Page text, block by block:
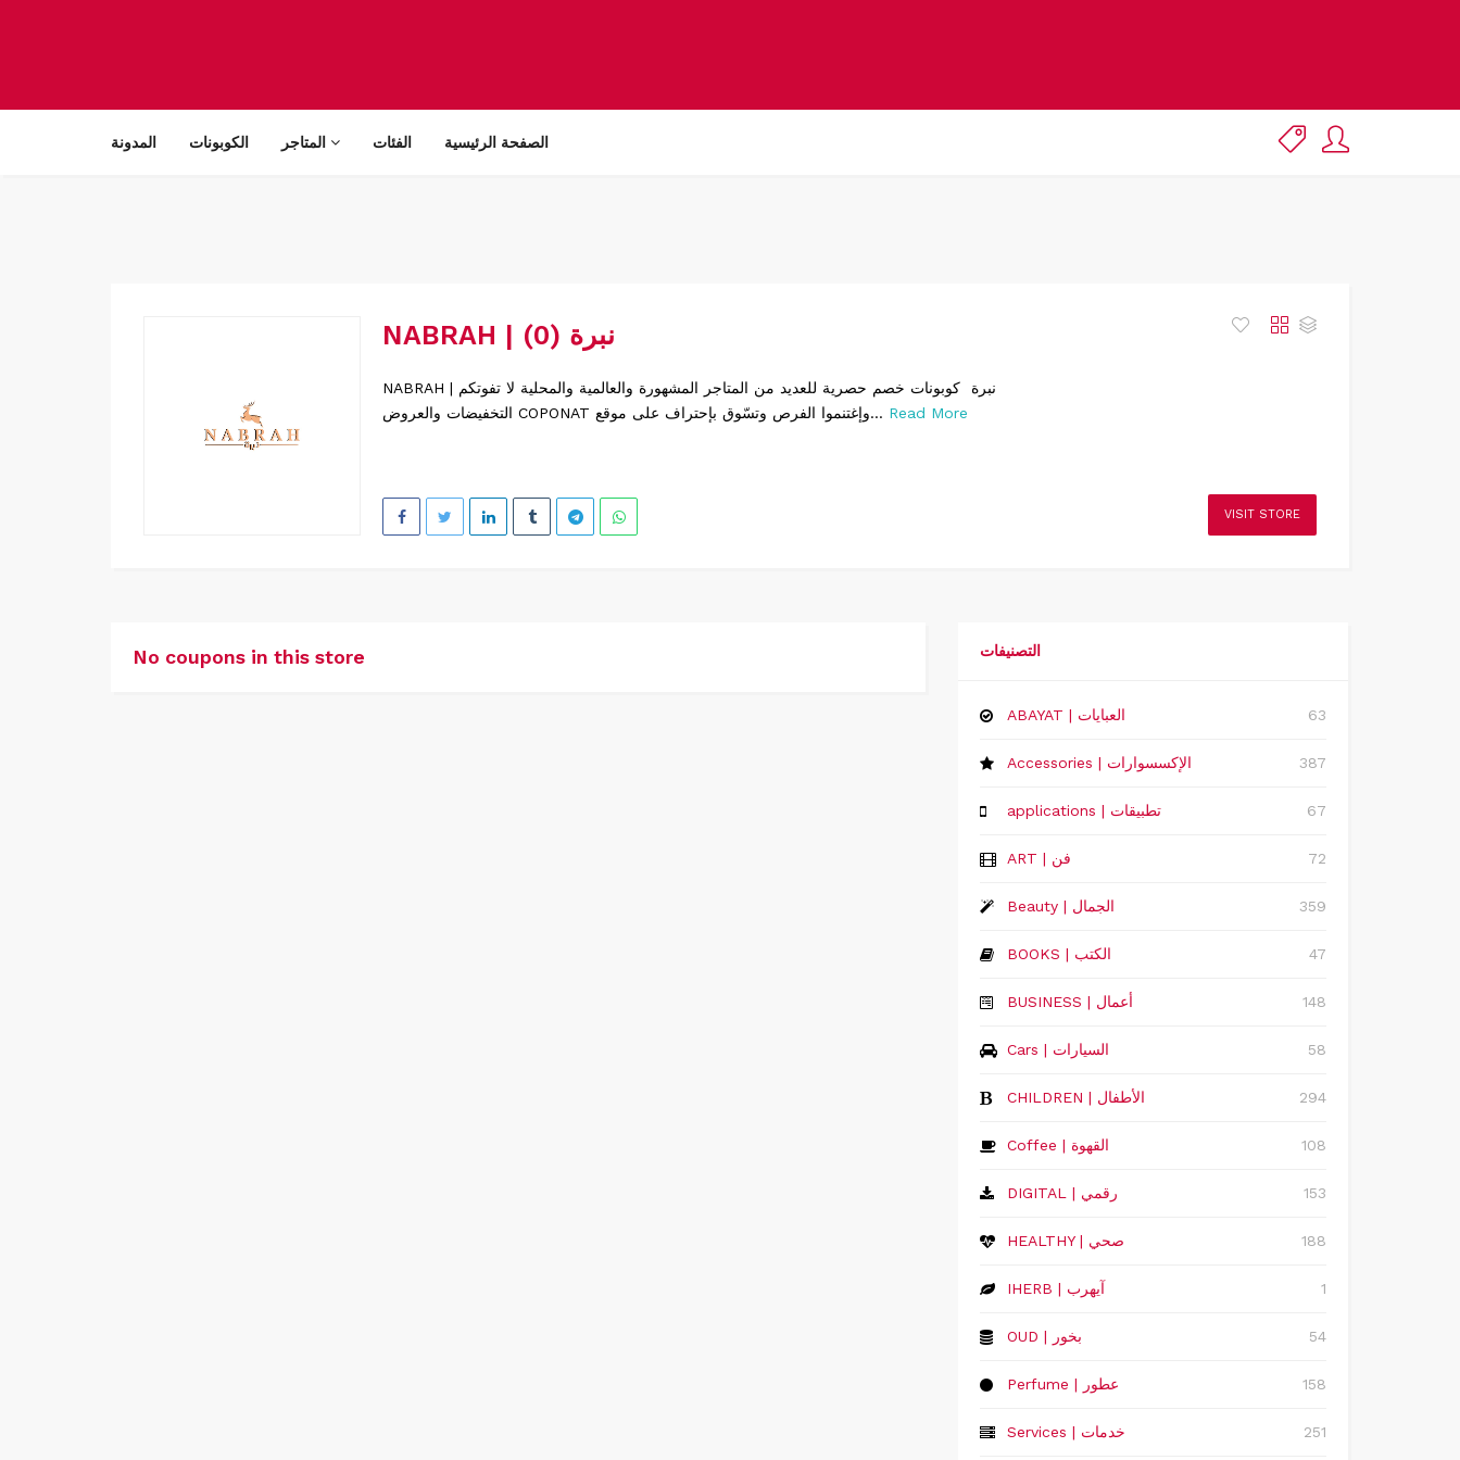
المدونة الكوبونات الفئات الصفحة الرئيسية
NABRAH | نبرة (0)
NABRAH | نبرة كوبونات خصم حصرية للعديد من المتاجر المشهورة والعالمية والمحلية لا تفوتكم
التخفيضات والعروض COPONAT وإغتنموا الفرص وتسّوق بإحتراف على موقع... Read More
VISIT STORE
No coupons in this store التصنيفات
ABAYAT | العبايات 63
Accessories | الإكسسوارات 387
applications | تطبيقات 67
ART | فن 72
Beauty | الجمال 359
BOOKS | الكتب 47
‏BUSINESS | أعمال 148
Cars | السيارات 58
CHILDREN | الأطفال 294
Coffee | القهوة 108
DIGITAL | رقمي 153
HEALTHY | صحي 188
IHERB | آيهرب 1
OUD | بخور 54
Perfume | عطور 158
Services | خدمات 251